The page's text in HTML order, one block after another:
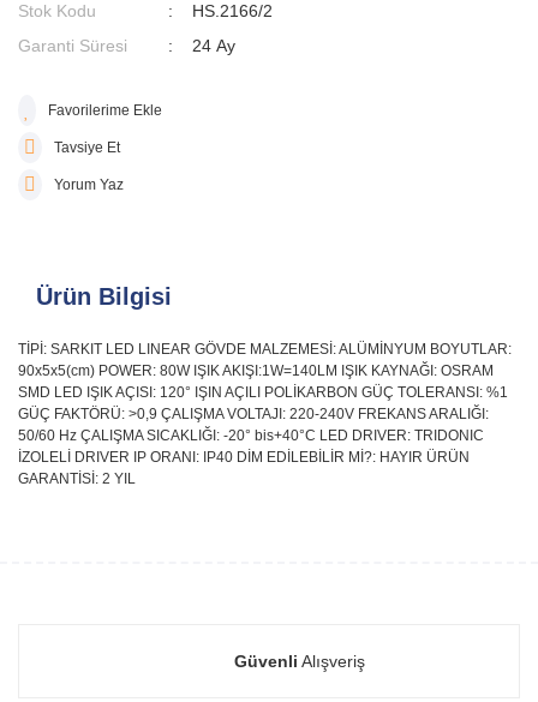
Stok Kodu
HS.2166/2
Garanti Süresi
24 Ay
Tavsiye Et
Yorum Yaz
Ürün Bilgisi
TİPİ: SARKIT LED LINEAR GÖVDE MALZEMESİ: ALÜMİNYUM BOYUTLAR:
90x5x5(cm) POWER: 80W IŞIK AKIŞI:1W=140LM IŞIK KAYNAĞI: OSRAM
SMD LED IŞIK AÇISI: 120° IŞIN AÇILI POLİKARBON GÜÇ TOLERANSI: %1
GÜÇ FAKTÖRÜ: >0,9 ÇALIŞMA VOLTAJI: 220-240V FREKANS ARALIĞI:
50/60 Hz ÇALIŞMA SICAKLIĞI: -20° bis+40°C LED DRIVER: TRIDONIC
İZOLELİ DRIVER IP ORANI: IP40 DİM EDİLEBİLİR Mİ?: HAYIR ÜRÜN
GARANTİSİ: 2 YIL
Güvenli Alışveriş